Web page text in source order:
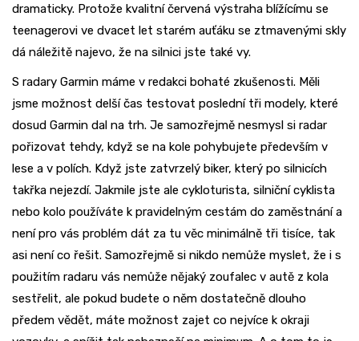
dramaticky. Protože kvalitní červená výstraha blížícímu se
teenagerovi ve dvacet let starém auťáku se ztmavenými skly
dá náležitě najevo, že na silnici jste také vy.
S radary Garmin máme v redakci bohaté zkušenosti. Měli
jsme možnost delší čas testovat poslední tři modely, které
dosud Garmin dal na trh. Je samozřejmě nesmysl si radar
pořizovat tehdy, když se na kole pohybujete především v
lese a v polích. Když jste zatvrzelý biker, který po silnicích
takřka nejezdí. Jakmile jste ale cykloturista, silniční cyklista
nebo kolo používáte k pravidelným cestám do zaměstnání a
není pro vás problém dát za tu věc minimálně tři tisíce, tak
asi není co řešit. Samozřejmě si nikdo nemůže myslet, že i s
použitím radaru vás nemůže nějaký zoufalec v autě z kola
sestřelit, ale pokud budete o něm dostatečně dlouho
předem vědět, máte možnost zajet co nejvíce k okraji